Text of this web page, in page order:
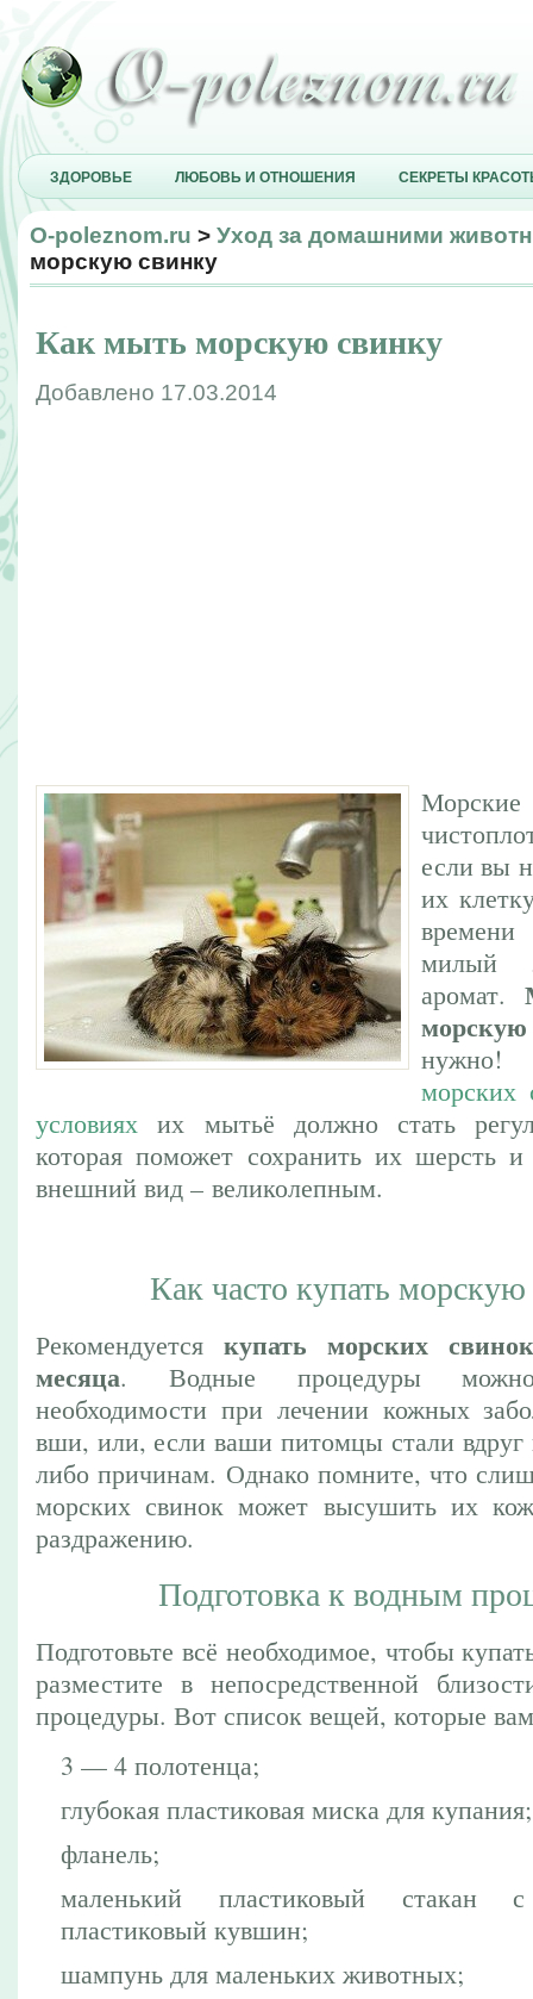
ЗДОРОВЬЕ ЛЮБОВЬ И ОТНОШЕНИЯ СЕКРЕТЫ
O-poleznom.ru > Уход за домашними
морскую свинку
Как мыть морскую свинку
Добавлено 17.03.2014
если вы
их
милый
аромат.
морских
условиях их мытьё должно стать
которая поможет сохранить их шерсть
внешний вид – великолепным.
Как часто купать
Рекомендуетсякупать морских
месяца. Водные процедуры
необходимости при лечении кожных
вши, или, если ваши питомцы стали
либо причинам. Однако помните, что
морских свинок может высушить их
раздражению.
Подготовка к водным
Подготовьте всё необходимое, чтобы
разместите в непосредственной
процедуры. Вот список вещей, которые
3 — 4 полотенца;
глубокая пластиковая миска для купания;
фланель;
маленький пластиковый
пластиковый кувшин;
шампунь для маленьких животных;